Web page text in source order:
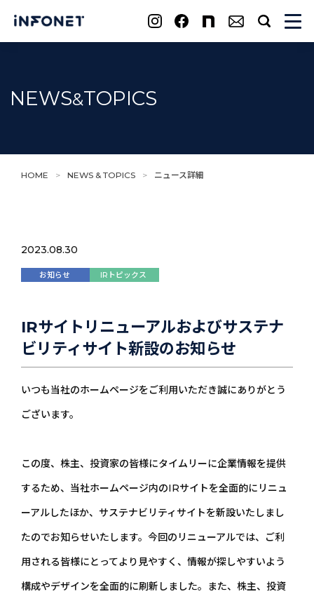
search
NEWS&TOPICS
HOME > NEWS & TOPICS > ニュース詳細
2023.08.30
お知らせ IRトピックス
IRサイトリニューアルおよびサステナ
ビリティサイト新設のお知らせ
いつも当社のホームページをご利用いただき誠にありがとう
ございます。
この度、株主、投資家の皆様にタイムリーに企業情報を提供
するため、当社ホームページ内のIRサイトを全面的にリニュ
ーアルしたほか、サステナビリティサイトを新設いたしまし
たのでお知らせいたします。今回のリニューアルでは、ご利
用される皆様にとってより見やすく、情報が探しやすいよう
構成やデザインを全面的に刷新しました。また、株主、投資